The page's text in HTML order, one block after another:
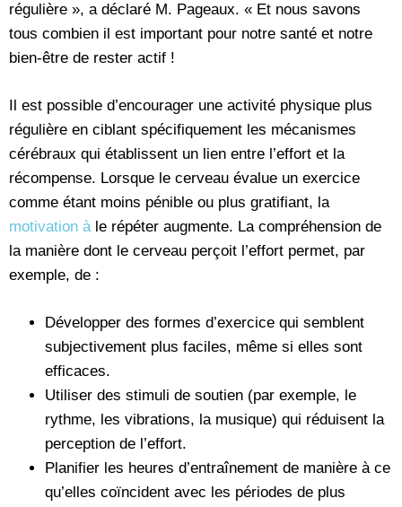
régulière », a déclaré M. Pageaux. « Et nous savons
tous combien il est important pour notre santé et notre
bien-être de rester actif !
Il est possible d’encourager une activité physique plus
régulière en ciblant spécifiquement les mécanismes
cérébraux qui établissent un lien entre l’effort et la
récompense. Lorsque le cerveau évalue un exercice
comme étant moins pénible ou plus gratifiant, la
motivation àle répéter augmente. La compréhension de
la manière dont le cerveau perçoit l’effort permet, par
exemple, de :
Développer des formes d’exercice qui semblent
subjectivement plus faciles, même si elles sont
efficaces.
Utiliser des stimuli de soutien (par exemple, le
rythme, les vibrations, la musique) qui réduisent la
perception de l’effort.
Planifier les heures d’entraînement de manière à ce
qu’elles coïncident avec les périodes de plus